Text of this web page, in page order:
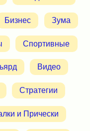
Бизнес Зума
Спортивные
Видео
Стратегии
и Прически